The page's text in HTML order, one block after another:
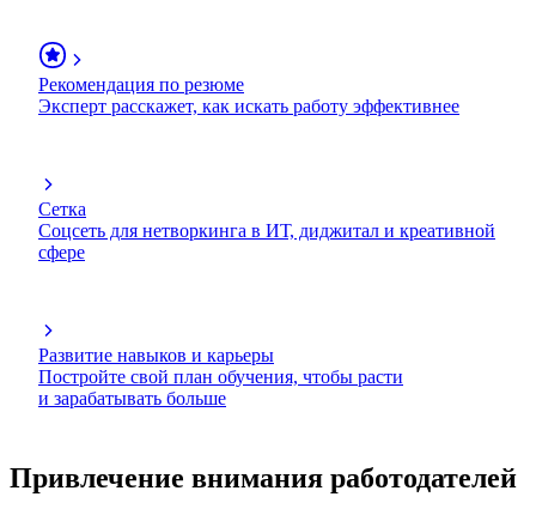
Рекомендация по резюме
Эксперт расскажет, как искать работу эффективнее
Сетка
Соцсеть для нетворкинга в ИТ, диджитал и креативной
сфере
Развитие навыков и карьеры
Постройте свой план обучения, чтобы расти
и зарабатывать больше
Привлечение внимания работодателей